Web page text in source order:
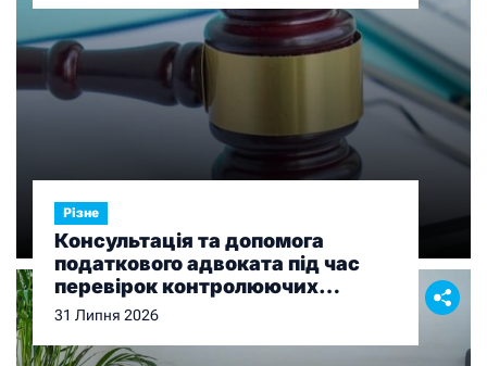
Різне
Консультація та допомога
податкового адвоката під час
перевірок контролюючих
органів
31 Липня 2026